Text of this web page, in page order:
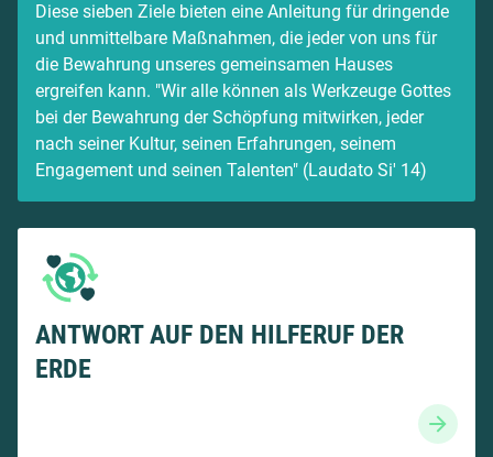
Diese sieben Ziele bieten eine Anleitung für dringende
und unmittelbare Maßnahmen, die jeder von uns für
die Bewahrung unseres gemeinsamen Hauses
ergreifen kann. "Wir alle können als Werkzeuge Gottes
bei der Bewahrung der Schöpfung mitwirken, jeder
nach seiner Kultur, seinen Erfahrungen, seinem
Engagement und seinen Talenten" (Laudato Si' 14)
ANTWORT AUF DEN HILFERUF DER
ERDE